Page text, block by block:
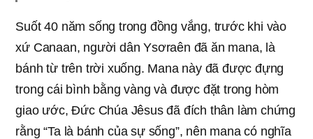
Suốt 40 năm sống trong đồng vắng, trước khi vào
xứ Canaan, người dân Ysơraên đã ăn mana, là
bánh từ trên trời xuống. Mana này đã được đựng
trong cái bình bằng vàng và được đặt trong hòm
giao ước, Đức Chúa Jêsus đã đích thân làm chứng
rằng “Ta là bánh của sự sống”, nên mana có nghĩa